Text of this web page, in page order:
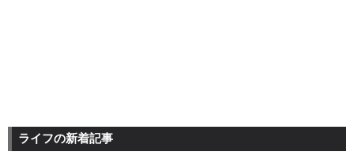
ライフの新着記事